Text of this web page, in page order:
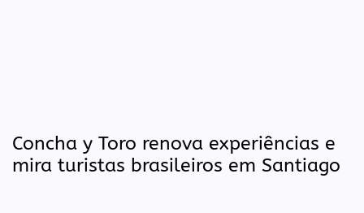
Concha y Toro renova experiências e
mira turistas brasileiros em Santiago